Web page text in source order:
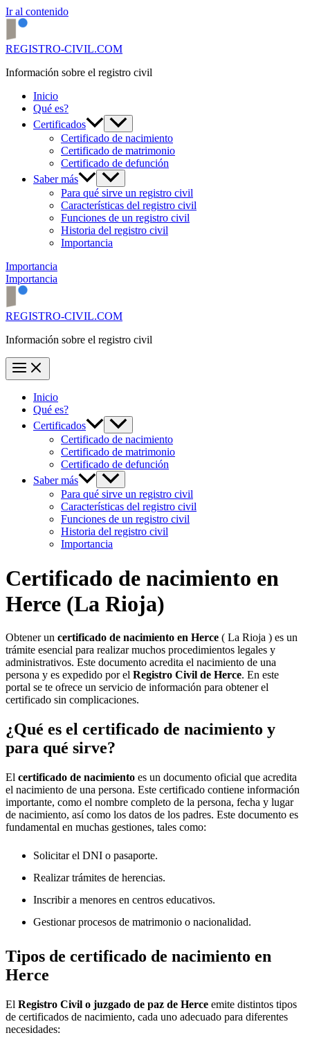
Ir al contenido
REGISTRO-CIVIL.COM
Información sobre el registro civil
Inicio
Qué es?
Certificados
Certificado de nacimiento
Certificado de matrimonio
Certificado de defunción
Saber más
Para qué sirve un registro civil
Características del registro civil
Funciones de un registro civil
Historia del registro civil
Importancia
Importancia
Importancia
REGISTRO-CIVIL.COM
Información sobre el registro civil
Inicio
Qué es?
Certificados
Certificado de nacimiento
Certificado de matrimonio
Certificado de defunción
Saber más
Para qué sirve un registro civil
Características del registro civil
Funciones de un registro civil
Historia del registro civil
Importancia
Certificado de nacimiento en
Herce (La Rioja)
Obtener un certificado de nacimiento en Herce ( La Rioja ) es un
trámite esencial para realizar muchos procedimientos legales y
administrativos. Este documento acredita el nacimiento de una
persona y es expedido por el Registro Civil de Herce. En este
portal se te ofrece un servicio de información para obtener el
certificado sin complicaciones.
¿Qué es el certificado de nacimiento y
para qué sirve?
El certificado de nacimiento es un documento oficial que acredita
el nacimiento de una persona. Este certificado contiene información
importante, como el nombre completo de la persona, fecha y lugar
de nacimiento, así como los datos de los padres. Este documento es
fundamental en muchas gestiones, tales como:
Solicitar el DNI o pasaporte.
Realizar trámites de herencias.
Inscribir a menores en centros educativos.
Gestionar procesos de matrimonio o nacionalidad.
Tipos de certificado de nacimiento en
Herce
El Registro Civil o juzgado de paz de Herce emite distintos tipos
de certificados de nacimiento, cada uno adecuado para diferentes
necesidades: